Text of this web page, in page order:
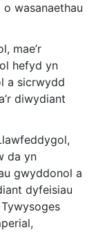
wasanaethau
mae’r
hefyd yn
a sicrwydd
diwydiant
da yn
gwyddonol a
dyfeisiau